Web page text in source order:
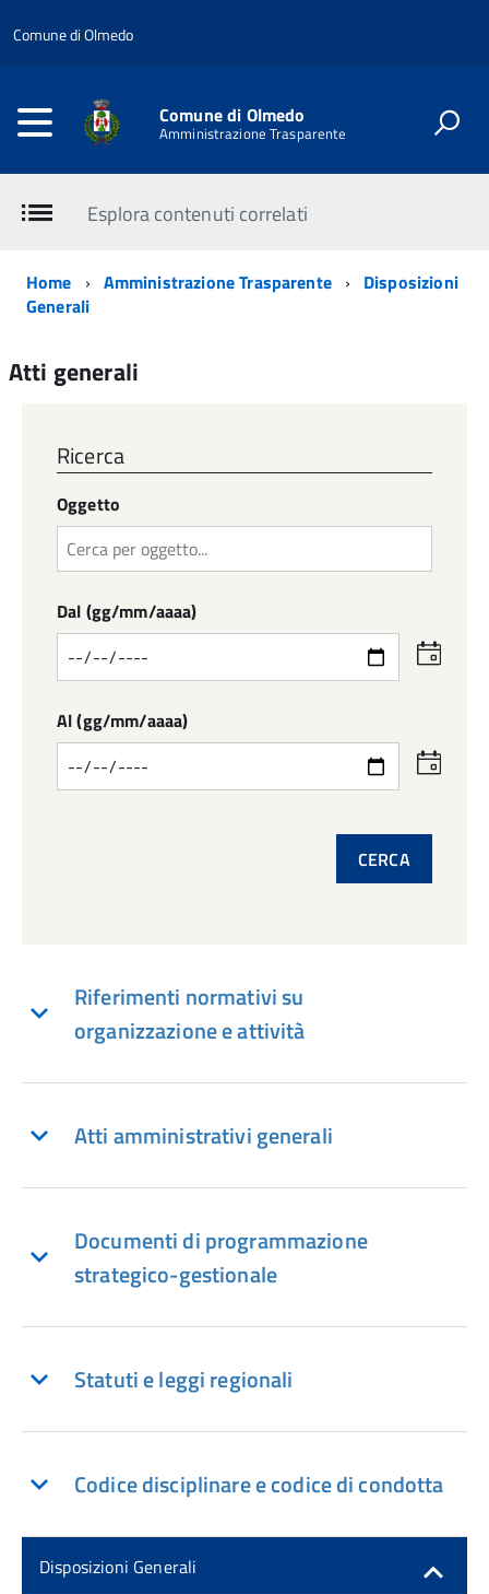
Comune di Olmedo
Comune di Olmedo
Amministrazione Trasparente
Esplora contenuti correlati
Home Amministrazione Trasparente
Disposizioni
Generali
Atti generali
Ricerca
Oggetto
Dal (gg/mm/aaaa)
Seleziona
Al (gg/mm/aaaa)
Seleziona
CERCA
Riferimenti normativi su
organizzazione e attività
Atti amministrativi generali
Documenti di programmazione
strategico-gestionale
Statuti e leggi regionali
Codice disciplinare e codice di condotta
Disposizioni Generali